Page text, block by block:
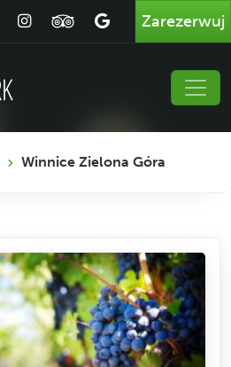
Zarezerwuj
Winnice Zielona Góra